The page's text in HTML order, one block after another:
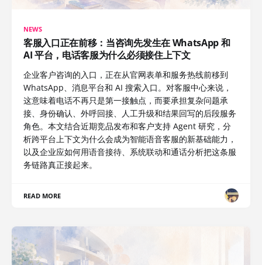
NEWS
客服入口正在前移：当咨询先发生在 WhatsApp 和
AI 平台，电话客服为什么必须接住上下文
企业客户咨询的入口，正在从官网表单和服务热线前移到
WhatsApp、消息平台和 AI 搜索入口。对客服中心来说，
这意味着电话不再只是第一接触点，而要承担复杂问题承
接、身份确认、外呼回接、人工升级和结果回写的后段服务
角色。本文结合近期竞品发布和客户支持 Agent 研究，分
析跨平台上下文为什么会成为智能语音客服的新基础能力，
以及企业应如何用语音接待、系统联动和通话分析把这条服
务链路真正接起来。
READ MORE